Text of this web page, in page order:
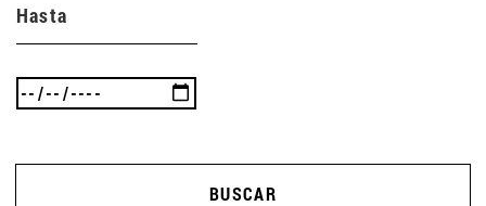
Hasta
BUSCAR